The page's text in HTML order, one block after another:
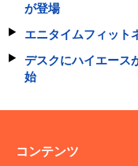
が登場
エニタイムフィット
デスクにハイエース
始
コンテンツ